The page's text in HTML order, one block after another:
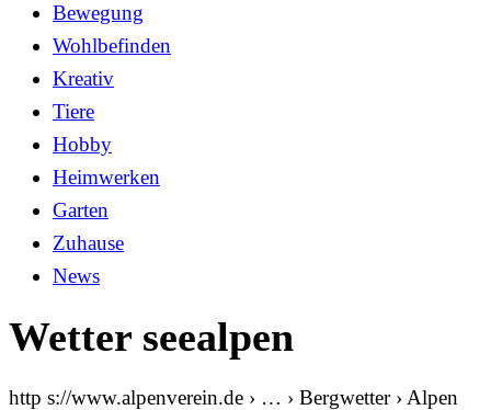
Bewegung
Wohlbefinden
Kreativ
Tiere
Hobby
Heimwerken
Garten
Zuhause
News
Wetter seealpen
http s://www.alpenverein.de › … › Bergwetter › Alpen